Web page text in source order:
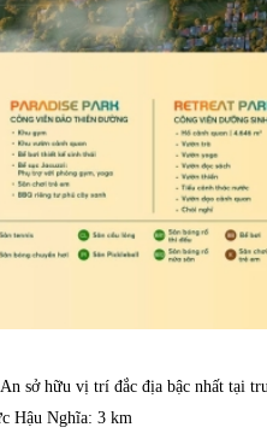
sở hữu vị trí đắc địa bậc nhất tại
Hậu Nghĩa: 3 km